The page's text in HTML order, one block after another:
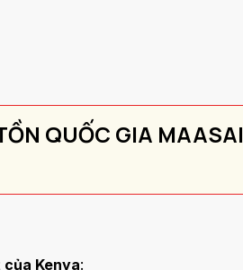
QUỐC GIA MAASAI
Kenya: